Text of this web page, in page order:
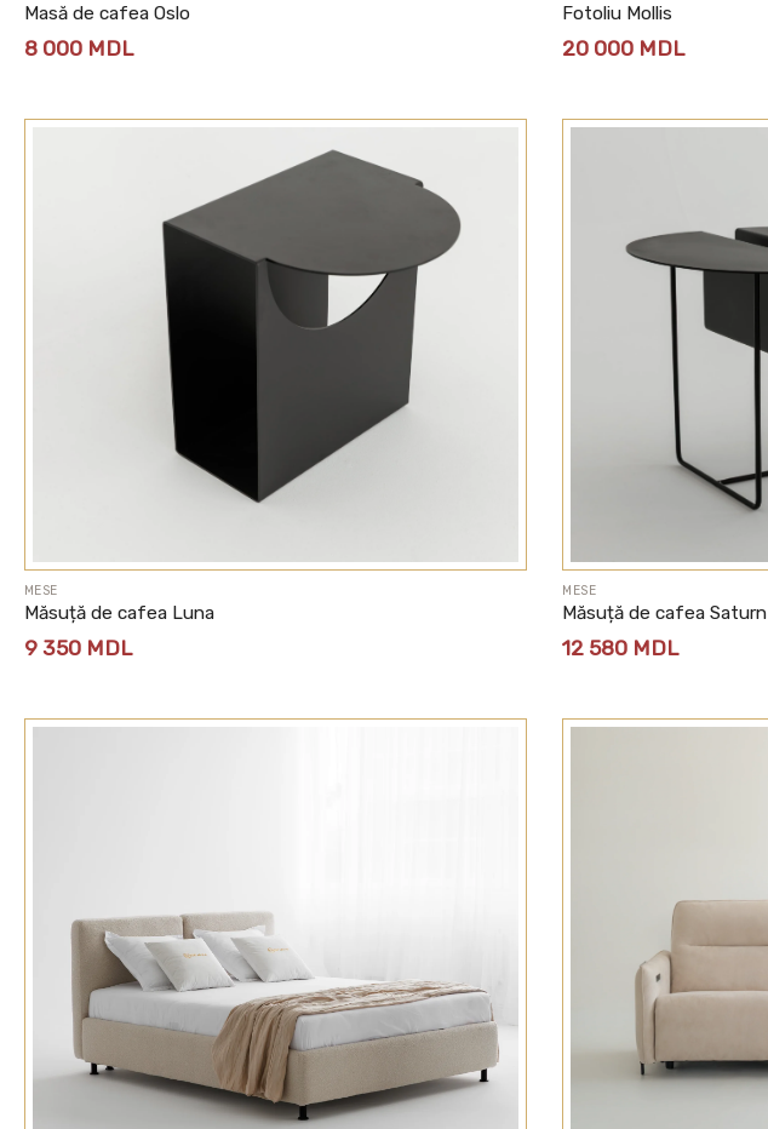
Masă de cafea Oslo
8 000 MDL
Fotoliu Mollis
20 000 MDL
MESE
Măsuță de cafea Luna
9 350 MDL
MESE
Măsuță de cafea Saturn
12 580 MDL